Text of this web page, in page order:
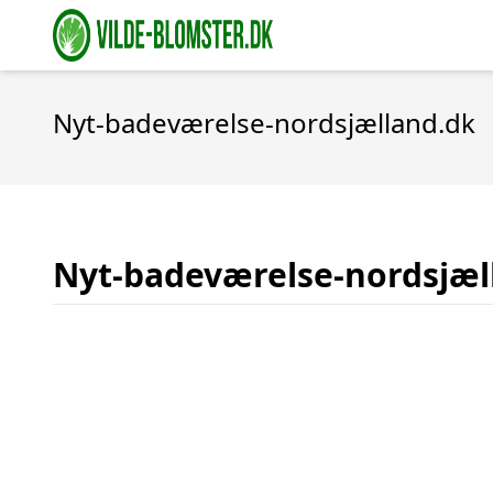
Nyt-badeværelse-nordsjælland.dk
Nyt-badeværelse-